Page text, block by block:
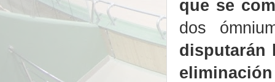
que se
dos
disputarán